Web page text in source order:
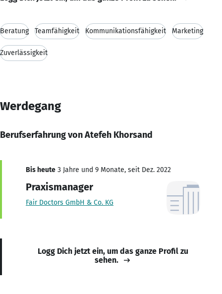
Beratung Teamfähigkeit Kommunikationsfähigkeit Marketing
Zuverlässigkeit
Werdegang
Berufserfahrung von Atefeh Khorsand
Bis heute 3 Jahre und 9 Monate, seit Dez. 2022
Praxismanager
Fair Doctors GmbH & Co. KG
Logg Dich jetzt ein, um das ganze Profil zu
sehen.